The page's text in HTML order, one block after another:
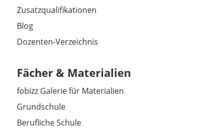
Zusatzqualifikationen
Blog
Dozenten-Verzeichnis
Fächer & Materialien
fobizz Galerie für Materialien
Grundschule
Berufliche Schule